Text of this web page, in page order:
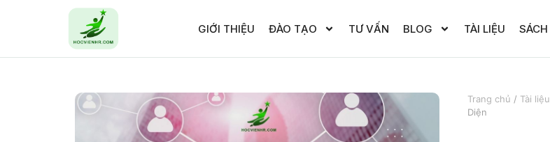
GIỚI THIỆU ĐÀO TẠO TƯ VẤN BLOG TÀI LIỆU SÁCH
Trang chủ / Tài liệu
Diện